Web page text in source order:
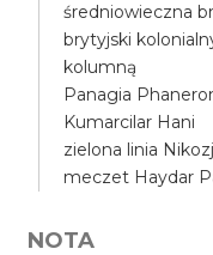
średniowieczna
brytyjski
kolumną
Panagia
Kumarcilar Hani
zielona linia
meczet Haydar
NOTA